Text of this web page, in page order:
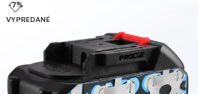
-7%
VYPREDANÉ